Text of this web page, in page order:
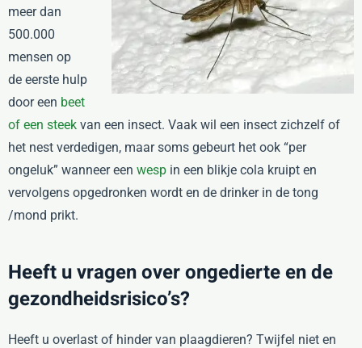
meer dan
500.000
mensen op
de eerste hulp
door een beet
of een steek van een insect. Vaak wil een insect zichzelf of
het nest verdedigen, maar soms gebeurt het ook “per
ongeluk” wanneer een wesp in een blikje cola kruipt en
vervolgens opgedronken wordt en de drinker in de tong
/mond prikt.
Heeft u vragen over ongedierte en de
gezondheidsrisico’s?
Heeft u overlast of hinder van plaagdieren? Twijfel niet en